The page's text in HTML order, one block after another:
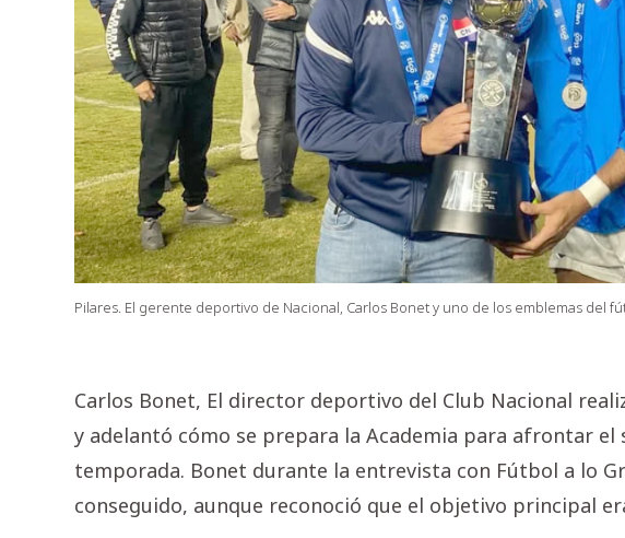
Pilares. El gerente deportivo de Nacional, Carlos Bonet y uno de los emblemas del
Carlos Bonet, El director deportivo del Club Nacional
y adelantó cómo se prepara la Academia para afrontar el
temporada. Bonet durante la entrevista con Fútbol a lo
conseguido, aunque reconoció que el objetivo principal